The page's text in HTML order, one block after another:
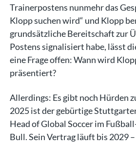
Trainerpostens nunmehr das
Klopp suchen wird“ und Klopp
grundsätzliche Bereitschaft zur
Postens signalisiert habe, lässt
eine Frage offen: Wann wird
präsentiert?
Allerdings: Es gibt noch Hürden
2025 ist der gebürtige
Head of Global Soccer im
Bull. Sein Vertrag läuft bis 2029